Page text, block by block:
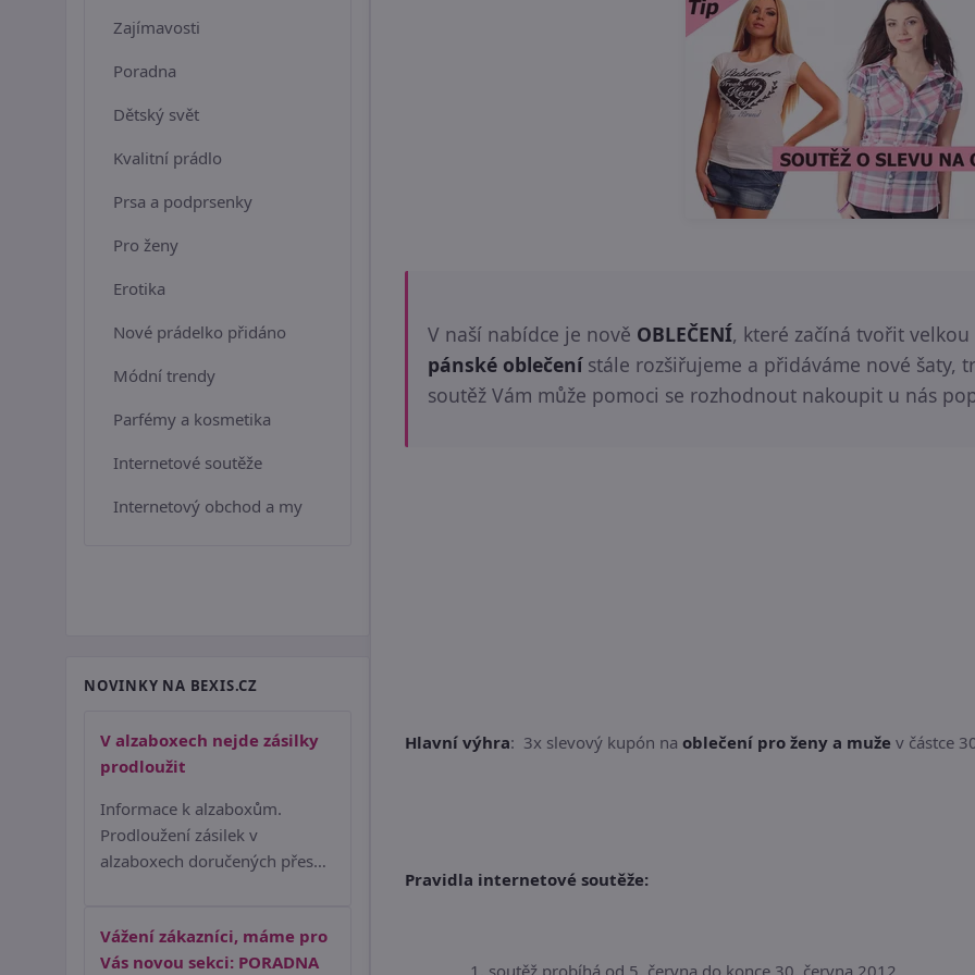
V naší nabídce je nově OBLEČENÍ, které začíná tvořit
pánské oblečenístále rozšiřujeme a přidáváme nové šaty,
soutěž Vám může pomoci se rozhodnout nakoupit u nás
Hlavní výhra: 3x slevový kupón na oblečení pro ženy a muže v částce
Pravidla internetové soutěže:
1. soutěž probíhá od 5. června do konce 30. června 2012
Zajímavosti
Poradna
Dětský svět
Kvalitní prádlo
Prsa a podprsenky
Pro ženy
Erotika
Nové prádelko přidáno
Módní trendy
Parfémy a kosmetika
Internetové soutěže
Internetový obchod a my
NOVINKY NA BEXIS.CZ
V alzaboxech nejde zásilky
prodloužit
Informace k alzaboxům.
Prodloužení zásilek v
alzaboxech doručených přes…
Vážení zákazníci, máme pro
Vás novou sekci: PORADNA